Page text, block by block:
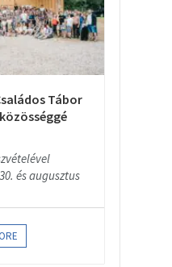
Tábor
és augusztus